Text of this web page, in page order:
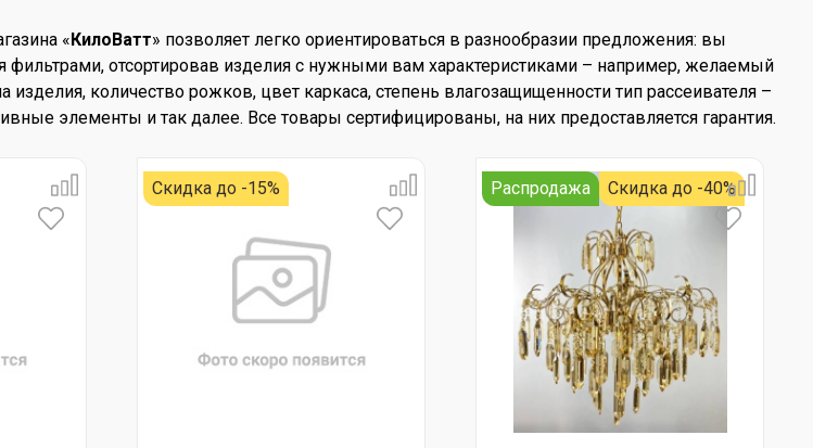
«КилоВатт» позволяет легко ориентироваться в разнообразии предложения: вы
фильтрами, отсортировав изделия с нужными вам характеристиками – например, желаемый
изделия, количество рожков, цвет каркаса, степень влагозащищенности тип рассеивателя –
элементы и так далее. Все товары сертифицированы, на них предоставляется гарантия.
Скидка до -15% Распродажа Скидка до -40%